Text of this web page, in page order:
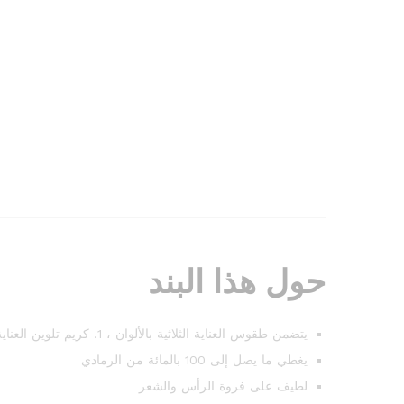
حول هذا البند
يتضمن طقوس العناية الثلاثية بالألوان ، 1. كريم تلوين العناية ، 2. العناية بشامبو لطيف لفروة الرأس بعد التلوين ، 3. رعاية قناع خفيف الوزن
يغطي ما يصل إلى 100 بالمائة من الرمادي
لطيف على فروة الرأس والشعر